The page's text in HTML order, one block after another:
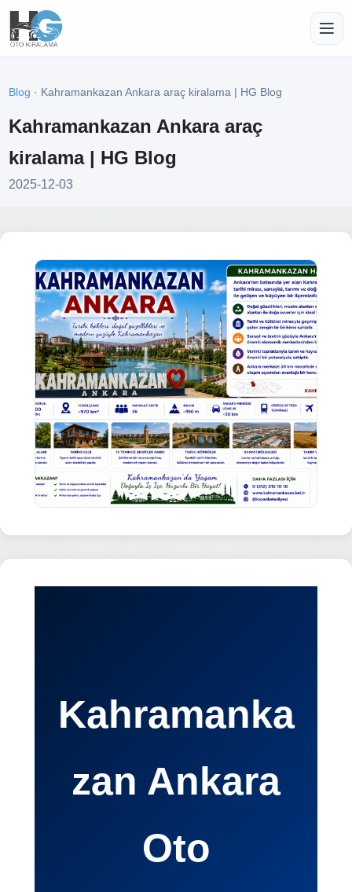
Blog · Kahramankazan Ankara araç kiralama | HG Blog
Kahramankazan Ankara araç
kiralama | HG Blog
2025-12-03
Kahramanka
zan Ankara
Oto